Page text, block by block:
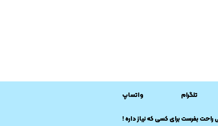
تلگرام واتساپ
راحت بفرست برای کسی که نیاز داره !